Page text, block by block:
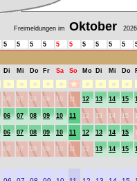
Freimeldungen im Oktober 2026
5 5 5 5 5 5 5 5 5 5
Di Mi Do Fr Sa So Mo Di Mi Do
06 07 08 09 10 11 12 13 14 15
06 07 08 09 10 11 12 13 14 15
06 07 08 09 10 11 12 13 14 15
06 07 08 09 10 11 12 13 14 15